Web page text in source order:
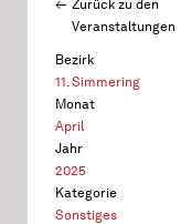
Zurück zu den
Veranstaltungen
Bezirk
11. Simmering
Monat
April
Jahr
2025
Kategorie
Sonstiges